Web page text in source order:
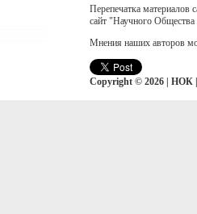
Перепечатка материалов
сайт "Научного
Мнения наших авторов
Copyright © 2026 | НОК